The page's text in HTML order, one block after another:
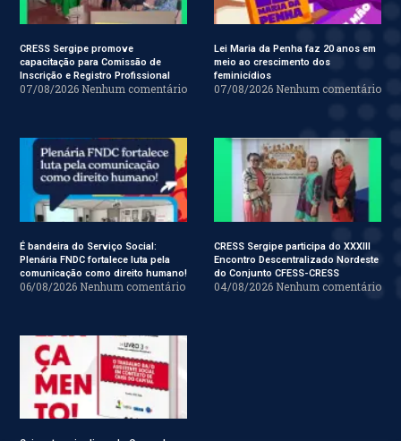
CRESS Sergipe promove
capacitação para Comissão de
Inscrição e Registro Profissional
07/08/2026 Nenhum comentário
Lei Maria da Penha faz 20 anos em
meio ao crescimento dos
feminicídios
07/08/2026 Nenhum comentário
É bandeira do Serviço Social:
Plenária FNDC fortalece luta pela
comunicação como direito humano!
06/08/2026 Nenhum comentário
CRESS Sergipe participa do XXXIII
Encontro Descentralizado Nordeste
do Conjunto CFESS-CRESS
04/08/2026 Nenhum comentário